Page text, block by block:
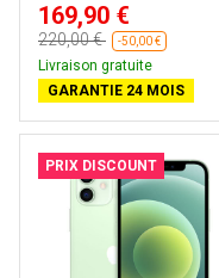
169,90 €
220,00 € -50,00 €
Livraison gratuite
GARANTIE 24 MOIS
PRIX DISCOUNT